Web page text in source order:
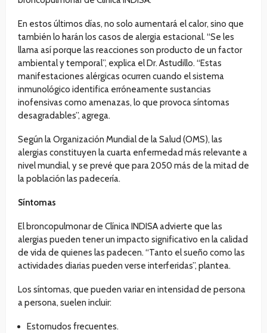
En estos últimos días, no solo aumentará el calor, sino que
también lo harán los casos de alergia estacional. “Se les
llama así porque las reacciones son producto de un factor
ambiental y temporal”, explica el Dr. Astudillo. “Estas
manifestaciones alérgicas ocurren cuando el sistema
inmunológico identifica erróneamente sustancias
inofensivas como amenazas, lo que provoca síntomas
desagradables”, agrega.
Según la Organización Mundial de la Salud (OMS), las
alergias constituyen la cuarta enfermedad más relevante a
nivel mundial, y se prevé que para 2050 más de la mitad de
la población las padecería.
Síntomas
El broncopulmonar de Clínica INDISA advierte que las
alergias pueden tener un impacto significativo en la calidad
de vida de quienes las padecen. “Tanto el sueño como las
actividades diarias pueden verse interferidas”, plantea.
Los síntomas, que pueden variar en intensidad de persona
a persona, suelen incluir:
Estornudos frecuentes.